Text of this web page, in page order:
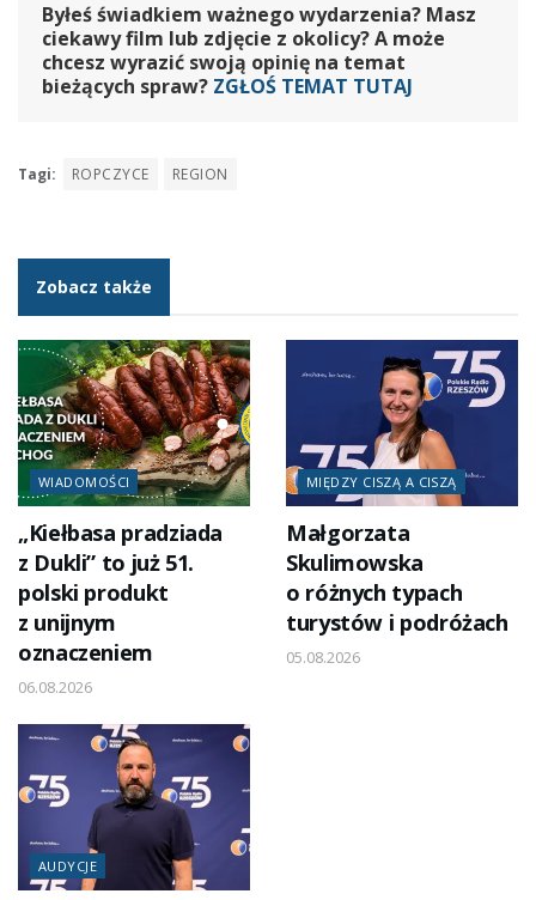
Byłeś świadkiem ważnego wydarzenia? Masz
ciekawy film lub zdjęcie z okolicy? A może
chcesz wyrazić swoją opinię na temat
bieżących spraw? ZGŁOŚ TEMAT TUTAJ
Tagi: ROPCZYCE REGION
Zobacz także
WIADOMOŚCI
„Kiełbasa pradziada
z Dukli” to już 51.
polski produkt
z unijnym
oznaczeniem
06.08.2026
MIĘDZY CISZĄ A CISZĄ
Małgorzata
Skulimowska
o różnych typach
turystów i podróżach
05.08.2026
AUDYCJE